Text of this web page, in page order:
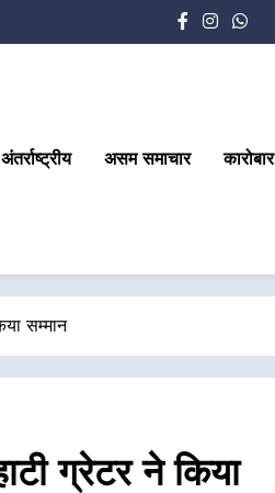
अंतर्राष्ट्रीय असम समाचार कारोबार
सम्मान
ग्रेटर ने किया